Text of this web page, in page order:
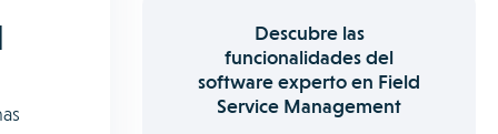
Descubre las
funcionalidades del
software experto en Field
Service Management